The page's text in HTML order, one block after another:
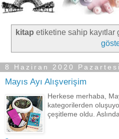
kitap etiketine sahip kayıtlar
8 Haziran 2020 Pazartesi
Mayıs Ayı Alışverişim
Herkese merhaba,
kategorilerden
çeşitleme oldu.